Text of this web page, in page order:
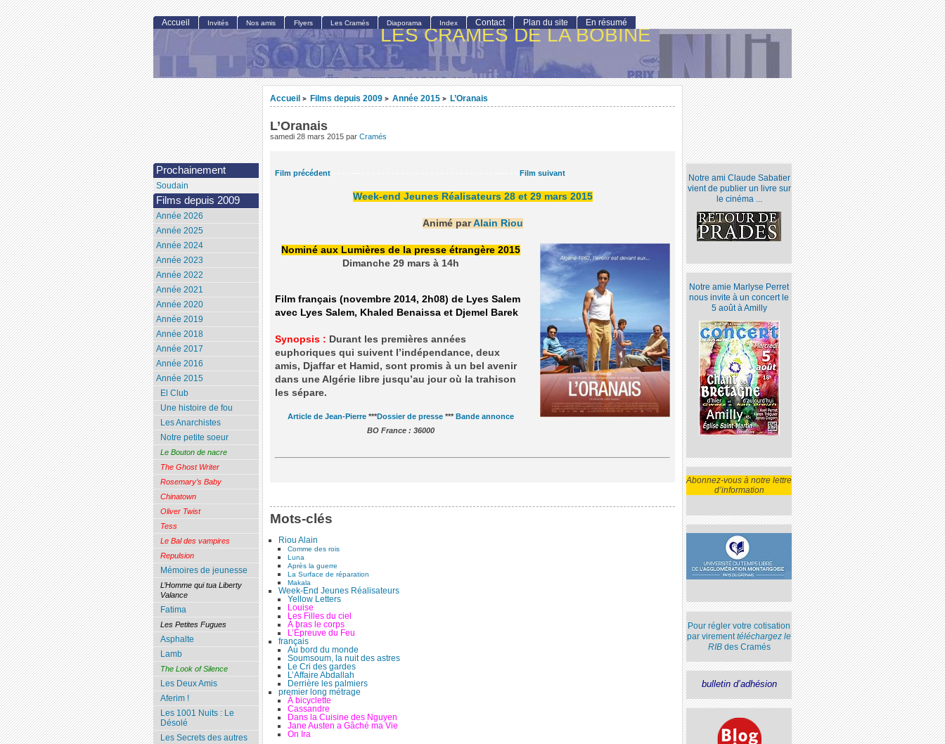
LES CRAMÉS DE LA BOBINE
Accueil > Films depuis 2009 > Année 2015 > L’Oranais
L’Oranais
samedi 28 mars 2015 par Cramés
Film précédent Film suivant
Week-end Jeunes Réalisateurs 28 et 29 mars 2015
Animé parAlain Riou
Nominé aux Lumières de la presse étrangère 2015
Dimanche 29 mars à 14h
Film français (novembre 2014, 2h08) de Lyes Salem
avec Lyes Salem, Khaled Benaissa et Djemel Barek
Synopsis : Durant les premières années
euphoriques qui suivent l’indépendance, deux
amis, Djaffar et Hamid, sont promis à un bel avenir
dans une Algérie libre jusqu’au jour où la trahison
les sépare.
Article de Jean-Pierre ***Dossier de presse ***Bande annonce
BO France : 36000
Mots-clés
Riou Alain
Comme des rois
Luna
Après la guerre
La Surface de réparation
Makala
Week-End Jeunes Réalisateurs
Yellow Letters
Louise
Les Filles du ciel
À bras le corps
L’Épreuve du Feu
français
Au bord du monde
Soumsoum, la nuit des astres
Le Cri des gardes
L’Affaire Abdallah
Derrière les palmiers
premier long métrage
À bicyclette
Cassandre
Dans la Cuisine des Nguyen
Jane Austen a Gâché ma Vie
On Ira
Notre ami Claude Sabatier
vient de publier un livre sur
le cinéma ...
Notre amie Marlyse Perret
nous invite à un concert le
5 août à Amilly
Abonnez-vous à notre lettre
d’information
Pour régler votre cotisation
par virementtéléchargez le
RIBdes Cramés
bulletin d’adhésion
Accueil Invités Nos amis Flyers Les Cramés Diaporama Index Contact Plan du site En résumé
Prochainement
Soudain
Films depuis 2009
Année 2026
Année 2025
Année 2024
Année 2023
Année 2022
Année 2021
Année 2020
Année 2019
Année 2018
Année 2017
Année 2016
Année 2015
El Club
Une histoire de fou
Les Anarchistes
Notre petite soeur
Le Bouton de nacre
The Ghost Writer
Rosemary’s Baby
Chinatown
Oliver Twist
Tess
Le Bal des vampires
Repulsion
Mémoires de jeunesse
L’Homme qui tua Liberty
Valance
Fatima
Les Petites Fugues
Asphalte
Lamb
The Look of Silence
Les Deux Amis
Aferim !
Les 1001 Nuits : Le
Désolé
Les Secrets des autres